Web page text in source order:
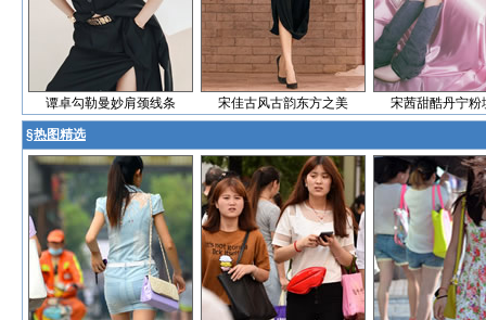
谭卓勾勒曼妙肩颈线条 宋佳古风古韵东方之美 宋茜甜酷丹宁粉
§热图精选